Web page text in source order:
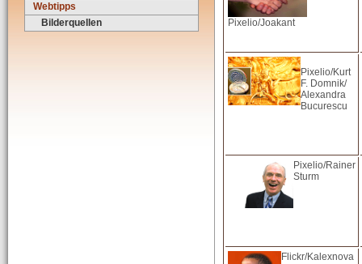
Webtipps
Bilderquellen
Pixelio/Joakant
Pixelio/Kurt
F. Domnik/
Alexandra
Bucurescu
Pixelio/Rainer
Sturm
Flickr/Kalexnova